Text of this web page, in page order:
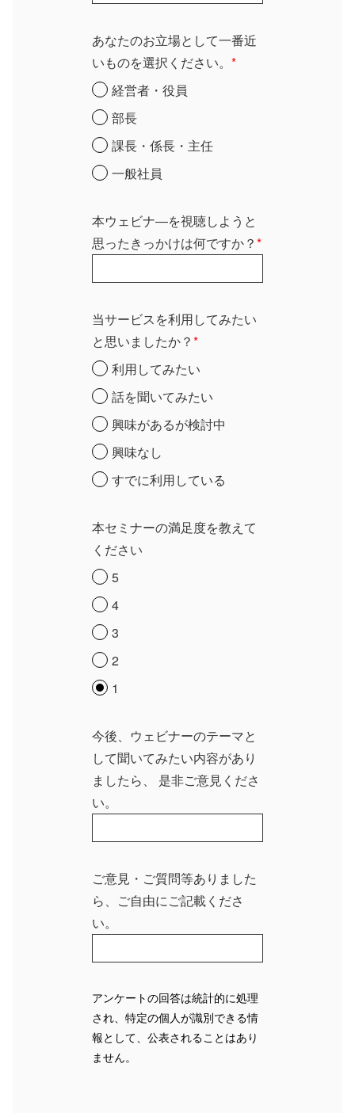
あなたのお立場として一番近
いものを選択ください。 *
経営者・役員
部長
課長・係長・主任
一般社員
本ウェビナ―を視聴しようと
思ったきっかけは何ですか？*
当サービスを利用してみたい
と思いましたか？*
利用してみたい
話を聞いてみたい
興味があるが検討中
興味なし
すでに利用している
本セミナーの満足度を教えて
ください
5
4
3
2
1
今後、ウェビナーのテーマと
して聞いてみたい内容があり
ましたら、 是非ご意見くださ
い。
ご意見・ご質問等ありました
ら、ご自由にご記載くださ
い。
アンケートの回答は統計的に処理
され、 特定の個人が識別できる情
報として、公表されることはあり
ません。